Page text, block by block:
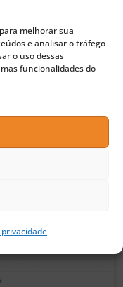
melhorar sua
e analisar o tráfego
o uso dessas
funcionalidades do
humanos;